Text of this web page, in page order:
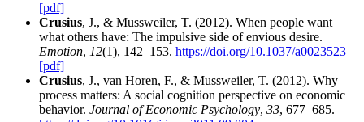
[pdf]
Crusius, J., & Mussweiler, T. (2012). When people want
what others have: The impulsive side of envious desire.
Emotion, 12(1), 142–153. https://doi.org/10.1037/a0023523
[pdf]
Crusius, J., van Horen, F., & Mussweiler, T. (2012). Why
process matters: A social cognition perspective on economic
behavior. Journal of Economic Psychology, 33, 677–685.